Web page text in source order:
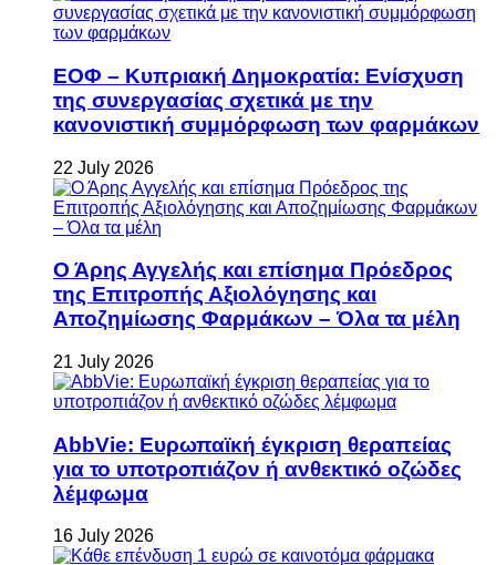
ΕΟΦ – Κυπριακή Δημοκρατία: Ενίσχυση
της συνεργασίας σχετικά με την
κανονιστική συμμόρφωση των φαρμάκων
22 July 2026
Ο Άρης Αγγελής και επίσημα Πρόεδρος
της Επιτροπής Αξιολόγησης και
Αποζημίωσης Φαρμάκων – Όλα τα μέλη
21 July 2026
AbbVie: Ευρωπαϊκή έγκριση θεραπείας
για το υποτροπιάζον ή ανθεκτικό οζώδες
λέμφωμα
16 July 2026